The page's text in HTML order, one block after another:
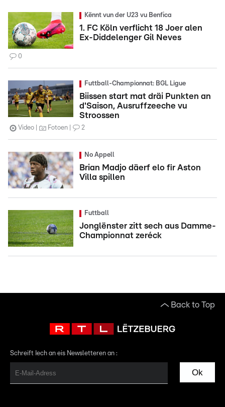
Kënnt vun der U23 vu Benfica
1. FC Köln verflicht 18 Joer alen
Ex-Diddelenger Gil Neves
0
Futtball-Championnat: BGL Ligue
Biissen start mat dräi Punkten an
d'Saison, Ausruffzeeche vu
Stroossen
Video Fotoen 2
No Appell
Brian Madjo däerf elo fir Aston
Villa spillen
Futtball
Jonglënster zitt sech aus Damme-
Championnat zeréck
Back to Top
Schreift Iech an eis Newsletteren an :
Ok